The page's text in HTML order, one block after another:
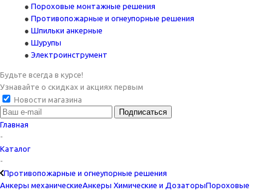
Пороховые монтажные решения
Противопожарные и огнеупорные решения
Шпильки анкерные
Шурупы
Электроинструмент
Будьте всегда в курсе!
Узнавайте о скидках и акциях первым
Новости магазина
Главная
-
Каталог
-
Противопожарные и огнеупорные решения
Анкеры механическиеАнкеры Химические и ДозаторыПороховые